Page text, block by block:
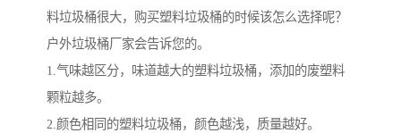
料垃圾桶很大，购买塑料垃圾桶的时候该怎么选择呢？
户外垃圾桶厂家会告诉您的。
1.气味越区分，味道越大的塑料垃圾桶，添加的废塑料
颗粒越多。
2.颜色相同的塑料垃圾桶，颜色越浅，质量越好。